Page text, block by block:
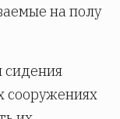
на полу
сидения
сооружениях